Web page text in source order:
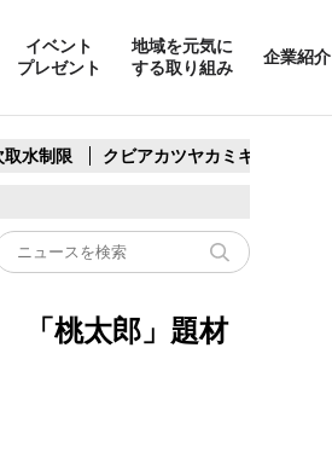
イベント
プレゼント
地域を元気に
する取り組み
企業紹介
取水制限 クビアカツヤカミキリ
「桃太郎」題材